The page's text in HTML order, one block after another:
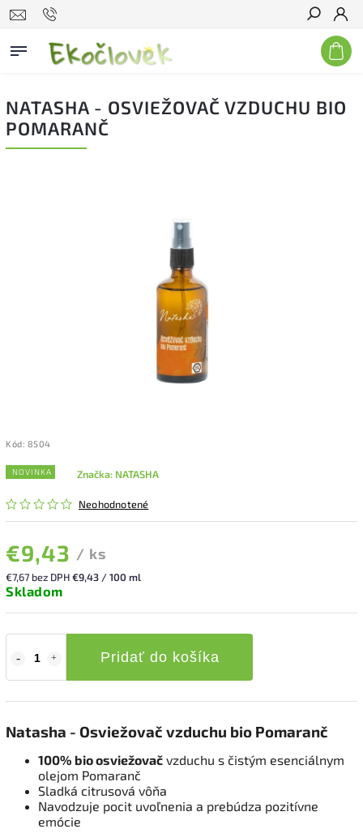
Hľadať
NATASHA - OSVIEŽOVAČ VZDUCHU BIO
POMARANČ
Kód: 8504
NOVINKA
Neohodnotené
Značka: NATASHA
€9,43 / ks
€7,67 bez DPH€9,43 / 100 ml
Skladom
Pridať do košíka
Natasha - Osviežovač vzduchu bio Pomaranč
100% bio osviežovač vzduchu s čistým esenciálnym
olejom Pomaranč
Sladká citrusová vôňa
Navodzuje pocit uvoľnenia a prebúdza pozitívne
emócie